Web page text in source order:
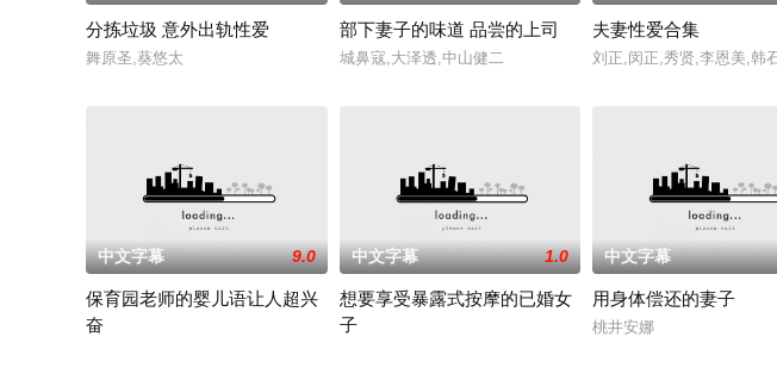
分拣垃圾 意外出轨性爱
舞原圣,葵悠太
部下妻子的味道 品尝的上司
城鼻寇,大泽透,中山健二
夫妻性爱合集
刘正,闵正,秀贤,李恩美,韩
中文字幕 9.0
保育园老师的婴儿语让人超兴
奋
中文字幕 1.0
想要享受暴露式按摩的已婚女
子
中文字幕
用身体偿还的妻子
桃井安娜